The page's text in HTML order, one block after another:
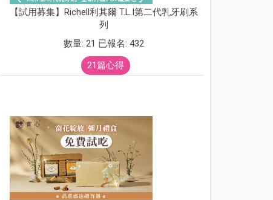
【試用募集】Richell利其爾 T.L.I第二代乳牙刷系
列
數量: 21 已報名: 432
21篇心得